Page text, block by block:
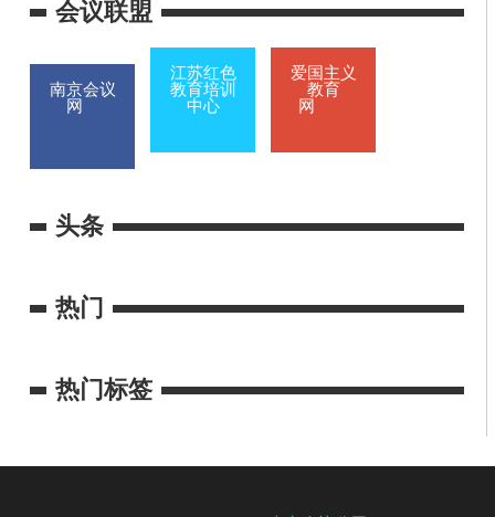
会议联盟
南京会议
网
江苏红色
教育培训
中心
爱国主义
教育
网
头条
热门
热门标签